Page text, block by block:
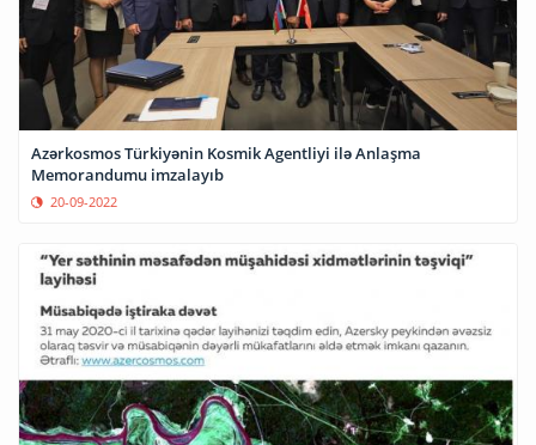
Azərkosmos Türkiyənin Kosmik Agentliyi ilə Anlaşma
Memorandumu imzalayıb
20-09-2022